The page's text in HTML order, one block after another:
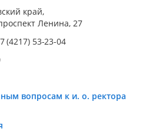
край,
Ленина, 27
вопросам к и. о. ректора